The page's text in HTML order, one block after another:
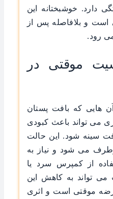
دارد. خوشبختانه این
و بلافاصله پس از
رود.
موقتی در
هایی که بافت پستان
می تواند باعث کبودی
سینه شود. این حالت
می شود و نیاز به
از کمپرس سرد یا
تواند به کاهش این
موقتی است و اثری